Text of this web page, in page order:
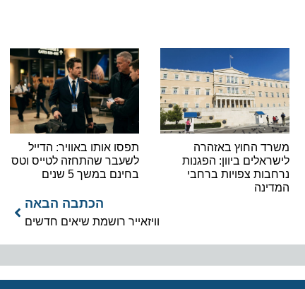
משרד החוץ באזהרה
לישראלים ביוון: הפגנות
נרחבות צפויות ברחבי
המדינה
תפסו אותו באוויר: הדייל
לשעבר שהתחזה לטייס וטס
בחינם במשך 5 שנים
הכתבה הבאה
וויזאייר רושמת שיאים חדשים